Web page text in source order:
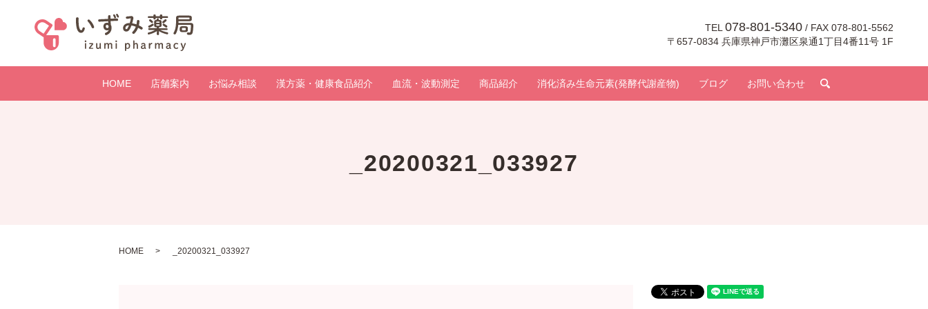
TEL 078-801-5340 / FAX 078-801-5562
〒657-0834 兵庫県神戸市灘区泉通1丁目4番11号 1F
HOME 店舗案内 お悩み相談 漢方薬・健康食品紹介 血流・波動測定 商品紹介 消化済み生命元素(発酵代謝産物) ブログ お問い合わせ
_20200321_033927
HOME _20200321_033927